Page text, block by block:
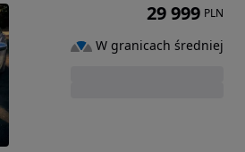
29 999 PLN
W granicach średniej